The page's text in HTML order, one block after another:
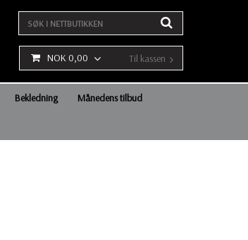
NOK 0,00 Til kassen
Bekledning Månedens tilbud